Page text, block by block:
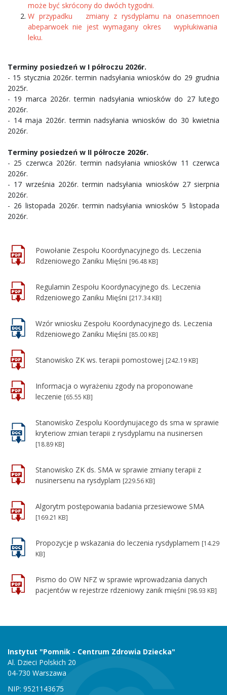
może być skrócony do dwóch tygodni.
W przypadku zmiany z rysdyplamu na onasemnoen
abeparwoek nie jest wymagany okres wypłukiwania
leku.
Terminy posiedzeń w I półroczu 2026r.
- 15 stycznia 2026r. termin nadsyłania wniosków do 29 grudnia
2025r.
- 19 marca 2026r. termin nadsyłania wniosków do 27 lutego
2026r.
- 14 maja 2026r. termin nadsyłania wniosków do 30 kwietnia
2026r.
Terminy posiedzeń w II półrocze 2026r.
- 25 czerwca 2026r. termin nadsyłania wniosków 11 czerwca
2026r.
- 17 września 2026r. termin nadsyłania wniosków 27 sierpnia
2026r.
- 26 listopada 2026r. termin nadsyłania wniosków 5 listopada
2026r.
Powołanie Zespołu Koordynacyjnego ds. Leczenia
Rdzeniowego Zaniku Mięśni [96.48 KB]
Regulamin Zespołu Koordynacyjnego ds. Leczenia
Rdzeniowego Zaniku Mięśni [217.34 KB]
Wzór wniosku Zespołu Koordynacyjnego ds. Leczenia
Rdzeniowego Zaniku Mięśni [85.00 KB]
Stanowisko ZK ws. terapii pomostowej [242.19 KB]
Informacja o wyrażeniu zgody na proponowane
leczenie [65.55 KB]
Stanowisko Zespolu Koordynujacego ds sma w sprawie
kryteriow zmian terapii z rysdyplamu na nusinersen
[18.89 KB]
Stanowisko ZK ds. SMA w sprawie zmiany terapii z
nusinersenu na rysdyplam [229.56 KB]
Algorytm postępowania badania przesiewowe SMA
[169.21 KB]
Propozycje p wskazania do leczenia rysdyplamem [14.29
KB]
Pismo do OW NFZ w sprawie wprowadzania danych
pacjentów w rejestrze rdzeniowy zanik mięśni [98.93 KB]
Instytut "Pomnik - Centrum Zdrowia Dziecka"
Al. Dzieci Polskich 20
04-730 Warszawa
NIP: 9521143675